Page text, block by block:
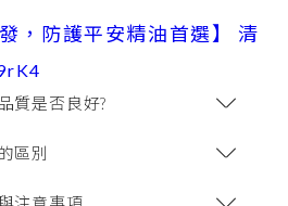
，防護平安精油首選】 清
質是否良好?
區別